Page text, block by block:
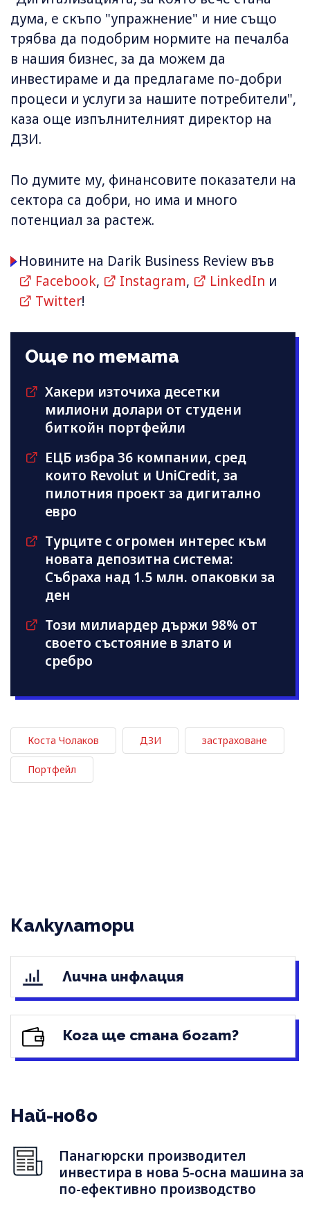
дума, е скъпо "упражнение" и ние също
трябва да подобрим нормите на печалба
в нашия бизнес, за да можем да
инвестираме и да предлагаме по-добри
процеси и услуги за нашите потребители",
каза още изпълнителният директор на
ДЗИ.
По думите му, финансовите показатели на
сектора са добри, но има и много
потенциал за растеж.
Новините на Darik Business Review във
Facebook, Instagram, LinkedIn и
Twitter!
Още по темата
Хакери източиха десетки
милиони долари от студени
биткойн портфейли
ЕЦБ избра 36 компании, сред
които Revolut и UniCredit, за
пилотния проект за дигитално
евро
Турците с огромен интерес към
новата депозитна система:
Събраха над 1.5 млн. опаковки за
ден
Този милиардер държи 98% от
своето състояние в злато и
сребро
Коста Чолаков ДЗИ застраховане
Портфейл
Калкулатори
Лична инфлация
Кога ще стана богат?
Най-ново
Панагюрски производител
инвестира в нова 5-осна машина за
по-ефективно производство